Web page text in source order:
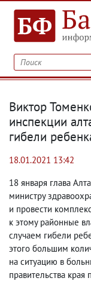
Виктор
инспекции
гибели
18.01.2021 13:42
18 января глава
министру
и провести
к этому районные
случаем гибели
этого большим
на ситуацию в
правительства